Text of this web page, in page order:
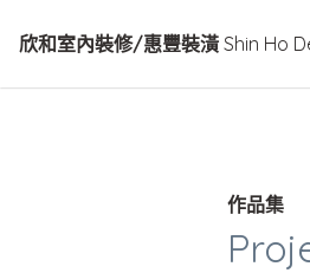
欣和室內裝修/惠豐裝潢 Shin Ho
作品集